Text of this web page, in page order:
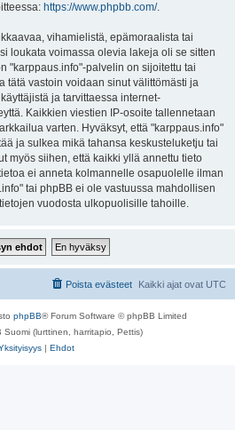
https://www.phpbb.com/.
vihamielistä, epämoraalista tai
loukata voimassa olevia lakeja oli se sitten
"karppaus.info"-palvelin on sijoitettu tai
tätä vastoin voidaan sinut välittömästi ja
ja tarvittaessa internet-
Kaikkien viestien IP-osoite tallennetaan
varten. Hyväksyt, että "karppaus.info"
ja sulkea mikä tahansa keskusteluketju tai
myös siihen, että kaikki yllä annettu tieto
ei anneta kolmannelle osapuolelle ilman
tai phpBB ei ole vastuussa mahdollisen
vuodosta ulkopuolisille tahoille.
Kaikki ajat ovat UTC
Poista evästeet
phpBB® Forum Software © phpBB Limited
(lurttinen, harritapio, Pettis)
| Ehdot